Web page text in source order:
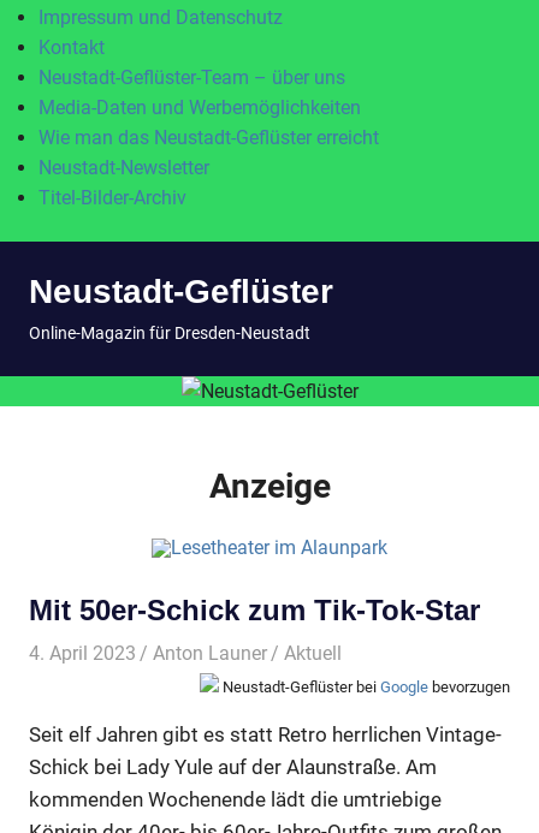
Impressum und Datenschutz
Kontakt
Neustadt-Geflüster-Team – über uns
Media-Daten und Werbemöglichkeiten
Wie man das Neustadt-Geflüster erreicht
Neustadt-Newsletter
Titel-Bilder-Archiv
InhaltNeustadt-Geflüster
Online-Magazin für Dresden-Neustadt
Anzeige
Mit 50er-Schick zum Tik-Tok-Star
4. April 2023 Anton Launer Aktuell
Neustadt-Geflüster bei Google bevorzugen
Seit elf Jahren gibt es statt Retro herrlichen Vintage-
Schick bei Lady Yule auf der Alaunstraße. Am
kommenden Wochenende lädt die umtriebige